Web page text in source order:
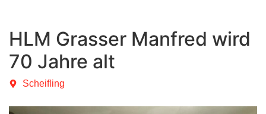
HLM Grasser Manfred wird
70 Jahre alt
Scheifling